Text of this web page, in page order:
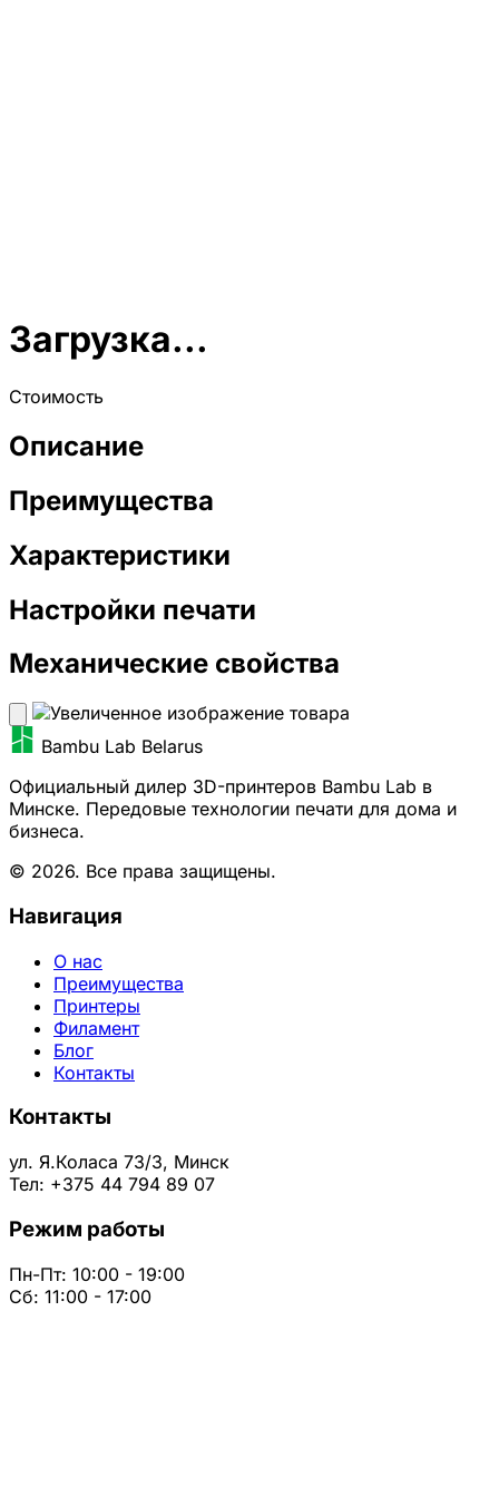
Загрузка...
Стоимость
Описание
Преимущества
Характеристики
Настройки печати
Механические свойства
Bambu Lab Belarus
Официальный дилер 3D-принтеров Bambu Lab в
Минске. Передовые технологии печати для дома и
бизнеса.
© 2026. Все права защищены.
Навигация
О нас
Преимущества
Принтеры
Филамент
Блог
Контакты
Контакты
ул. Я.Коласа 73/3, Минск
Тел: +375 44 794 89 07
Режим работы
Пн-Пт: 10:00 - 19:00
Сб: 11:00 - 17:00